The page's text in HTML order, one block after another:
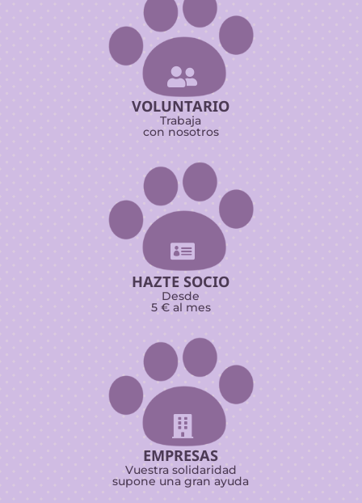

VOLUNTARIO
Trabaja
con nosotros

HAZTE SOCIO
Desde
5 € al mes

EMPRESAS
Vuestra solidaridad
supone una gran ayuda